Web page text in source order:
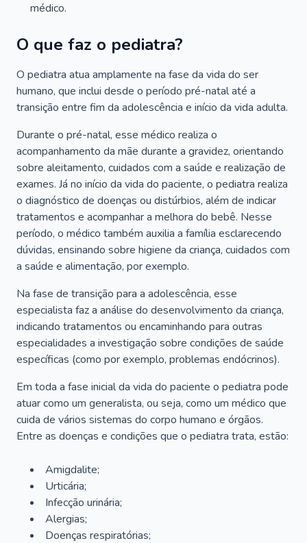
médico.
O que faz o pediatra?
O pediatra atua amplamente na fase da vida do ser
humano, que inclui desde o período pré-natal até a
transição entre fim da adolescência e início da vida adulta.
Durante o pré-natal, esse médico realiza o
acompanhamento da mãe durante a gravidez, orientando
sobre aleitamento, cuidados com a saúde e realização de
exames. Já no início da vida do paciente, o pediatra realiza
o diagnóstico de doenças ou distúrbios, além de indicar
tratamentos e acompanhar a melhora do bebê. Nesse
período, o médico também auxilia a família esclarecendo
dúvidas, ensinando sobre higiene da criança, cuidados com
a saúde e alimentação, por exemplo.
Na fase de transição para a adolescência, esse
especialista faz a análise do desenvolvimento da criança,
indicando tratamentos ou encaminhando para outras
especialidades a investigação sobre condições de saúde
específicas (como por exemplo, problemas endócrinos).
Em toda a fase inicial da vida do paciente o pediatra pode
atuar como um generalista, ou seja, como um médico que
cuida de vários sistemas do corpo humano e órgãos.
Entre as doenças e condições que o pediatra trata, estão:
Amigdalite;
Urticária;
Infecção urinária;
Alergias;
Doenças respiratórias;